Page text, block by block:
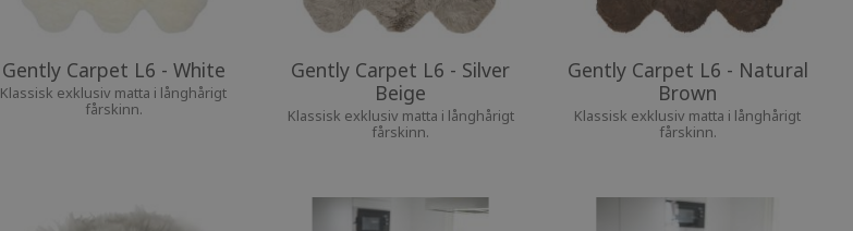
Gently Carpet L6 - White
Klassisk exklusiv matta i långhårigt
fårskinn.
Gently Carpet L6 - Silver
Beige
Klassisk exklusiv matta i långhårigt
fårskinn.
Gently Carpet L6 - Natural
Brown
Klassisk exklusiv matta i långhårigt
fårskinn.